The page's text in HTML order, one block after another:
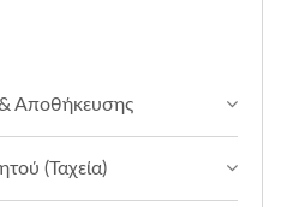
Αποθήκευσης
(Ταχεία)